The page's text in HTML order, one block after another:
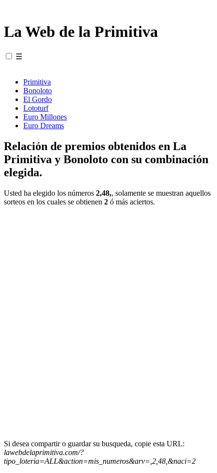
La Web de la Primitiva
☰
Primitiva
Bonoloto
El Gordo
Lototurf
Euro Millones
Euro Dreams
Relación de premios obtenidos en La
Primitiva y Bonoloto con su combinación
elegida.
Usted ha elegido los números 2,48,, solamente se muestran aquellos
sorteos en los cuales se obtienen 2 ó más aciertos.
Si desea compartir o guardar su busqueda, copie esta URL:
lawebdelaprimitiva.com/?
tipo_loteria=ALL&action=mis_numeros&arv=,2,48,&naci=2